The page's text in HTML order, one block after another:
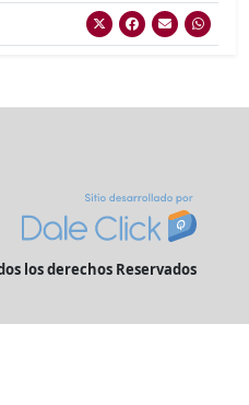
los derechos Reservados